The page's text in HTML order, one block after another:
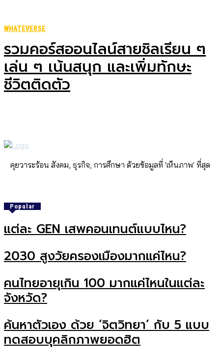
WHATEVERSE
รวมคอร์สออนไลน์สายชิลเรียน ๆ
เล่น ๆ เน้นสนุก และเพิ่มทักษะ
ชีวิตติดตัว
คุยวาระร้อน สังคม, ธุรกิจ, การศึกษา ด้วยข้อมูลที่ 'เห็นภาพ' ที่สุด
Popular
แต่ละ GEN เสพคอนเทนต์แบบไหน?
2030 สูงวัยครองเมืองมากแค่ไหน?
คนไทยอายุเกิน 100 มากแค่ไหนในแต่ละ
จังหวัด?
ค้นหาตัวเอง ด้วย ‘จิตวิทยา’ กับ 5 แบบ
ทดสอบบุคลิกภาพยอดฮิต